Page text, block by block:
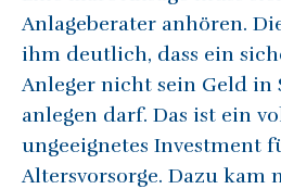
Anlageberater anhören.
ihm deutlich, dass ein
Anleger nicht sein Geld in
anlegen darf. Das ist ein
ungeeignetes Investment
Altersvorsorge. Dazu kam